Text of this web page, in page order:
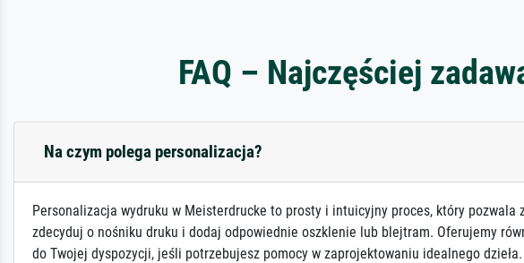
FAQ – Najczęściej
Na czym polega personalizacja?
Personalizacja wydruku w Meisterdrucke to prosty i intuicyjny proces, który pozwala
zdecyduj o nośniku druku i dodaj odpowiednie oszklenie lub blejtram. Oferujemy
do Twojej dyspozycji, jeśli potrzebujesz pomocy w zaprojektowaniu idealnego dzieła.